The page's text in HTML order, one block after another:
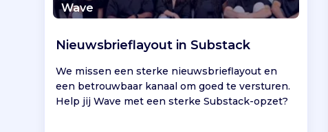
Wave
Nieuwsbrieflayout in Substack
We missen een sterke nieuwsbrieflayout en
een betrouwbaar kanaal om goed te versturen.
Help jij Wave met een sterke Substack-opzet?